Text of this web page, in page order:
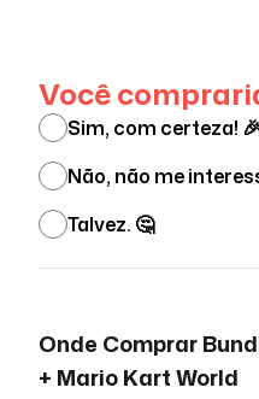
Você
Sim, com certeza! 🎉
Não, não me
Talvez. 🤔
Onde Comprar
+ Mario Kart World